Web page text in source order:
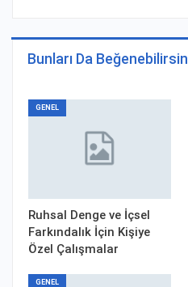
Bunları Da Beğenebilirsin
GENEL
Ruhsal Denge ve İçsel
Farkındalık İçin Kişiye
Özel Çalışmalar
GENEL